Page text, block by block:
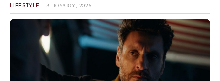
LIFESTYLE 31 ΙΟΥΛΊΟΥ, 2026